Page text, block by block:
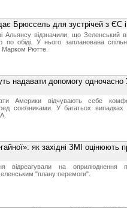
Брюссель для зустрічей з ЄС
Альянсу відзначили, що Зеленський
обіді. У нього запланована
Рютте.
надавати допомогу одночасно
Америки відчувають себе
союзниками. У багатьох випадках
як західні ЗМІ оцінюють
відреагували на оприлюднення
"плану перемоги".